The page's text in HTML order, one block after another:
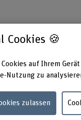
statt.
Challenges
Hacker-
hatte eine
Cookies 🍪
auf Ihrem
Nutzung zu
zulassen